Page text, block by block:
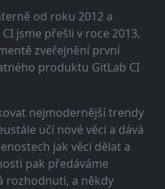
od roku 2012 a
jsme přešli v roce 2013,
zveřejnění první
produktu GitLab CI
nejmodernější trendy
učí nové věci a dává
jak věci dělat a
pak předáváme
rozhodnutí, a někdy